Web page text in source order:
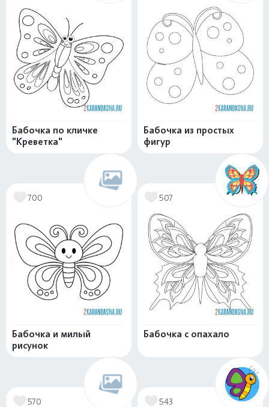
Бабочка по кличке
"Креветка"
Бабочка из простых
фигур
700
Бабочка и милый
рисунок
507
Бабочка с опахало
570 543